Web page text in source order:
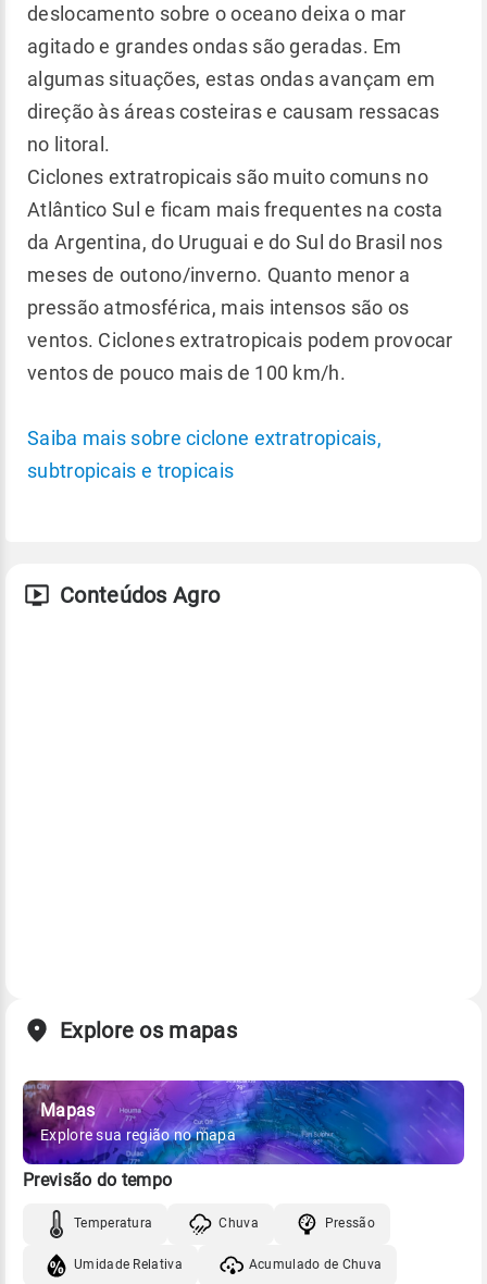
deslocamento sobre o oceano deixa o mar
agitado e grandes ondas são geradas. Em
algumas situações, estas ondas avançam em
direção às áreas costeiras e causam ressacas
no litoral.
Ciclones extratropicais são muito comuns no
Atlântico Sul e ficam mais frequentes na costa
da Argentina, do Uruguai e do Sul do Brasil nos
meses de outono/inverno. Quanto menor a
pressão atmosférica, mais intensos são os
ventos. Ciclones extratropicais podem provocar
ventos de pouco mais de 100 km/h.
Saiba mais sobre ciclone extratropicais,
subtropicais e tropicais
Conteúdos Agro
Explore os mapas
Mapas
Explore sua região no mapa
Previsão do tempo
Temperatura Chuva Pressão
Umidade Relativa Acumulado de Chuva